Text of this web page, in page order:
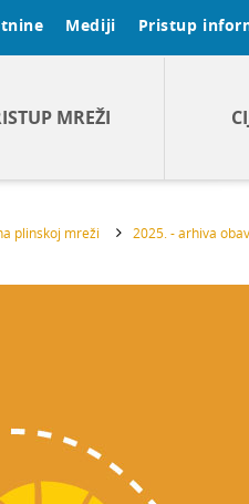
Mediji Pristup
MREŽI
plinskoj mreži 2025. - arhiva